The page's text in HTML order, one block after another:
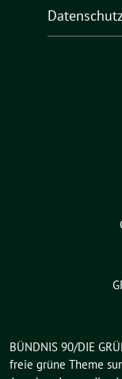
BÜNDNIS 90/DIE
freie grüne Theme